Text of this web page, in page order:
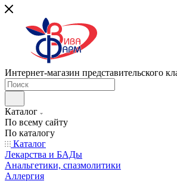
Интернет-магазин представительского
Каталог
По всему сайту
По каталогу
Каталог
Лекарства и БАДы
Анальгетики, спазмолитики
Аллергия